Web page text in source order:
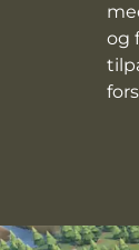
og